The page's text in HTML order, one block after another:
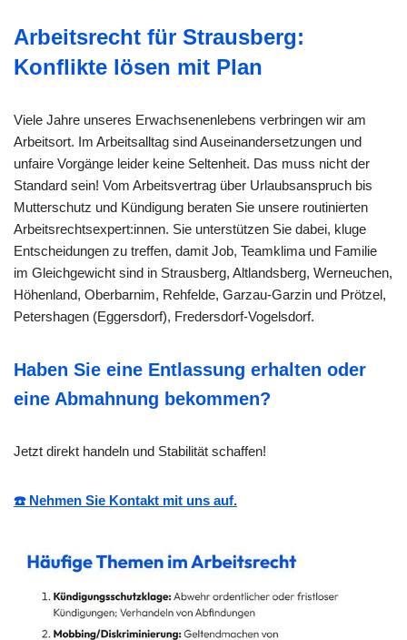
Arbeitsrecht für Strausberg:
Konflikte lösen mit Plan
Viele Jahre unseres Erwachsenenlebens verbringen wir am
Arbeitsort. Im Arbeitsalltag sind Auseinandersetzungen und
unfaire Vorgänge leider keine Seltenheit. Das muss nicht der
Standard sein! Vom Arbeitsvertrag über Urlaubsanspruch bis
Mutterschutz und Kündigung beraten Sie unsere routinierten
Arbeitsrechtsexpert:innen. Sie unterstützen Sie dabei, kluge
Entscheidungen zu treffen, damit Job, Teamklima und Familie
im Gleichgewicht sind in Strausberg, Altlandsberg, Werneuchen,
Höhenland, Oberbarnim, Rehfelde, Garzau-Garzin und Prötzel,
Petershagen (Eggersdorf), Fredersdorf-Vogelsdorf.
Haben Sie eine Entlassung erhalten oder
eine Abmahnung bekommen?
Jetzt direkt handeln und Stabilität schaffen!
☎️ Nehmen Sie Kontakt mit uns auf.